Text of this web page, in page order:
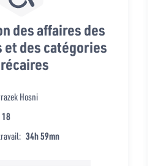
des affaires des
et des catégories
Hosni
18
34h 59mn